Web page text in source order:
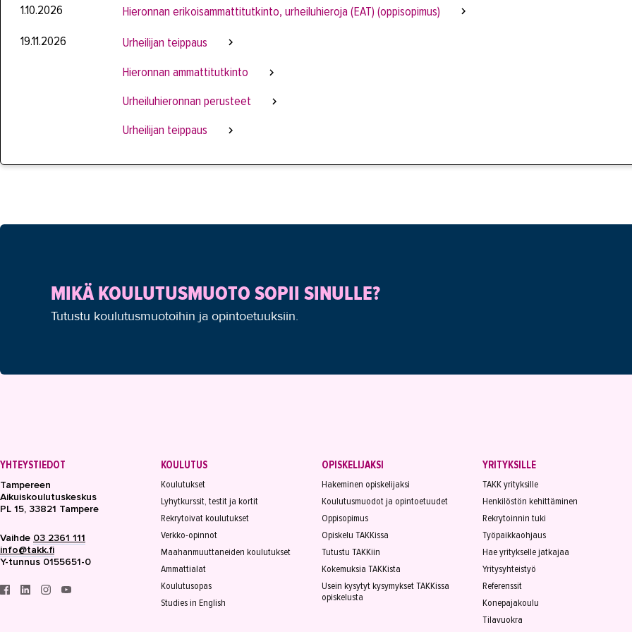
1.10.2026
Hieronnan erikoisammattitutkinto, urheiluhieroja (EAT) (oppisopimus)
19.11.2026
Urheilijan teippaus
Hieronnan ammattitutkinto
Urheiluhieronnan perusteet
Urheilijan teippaus
MIKÄ KOULUTUSMUOTO SOPII SINULLE?
Tutustu koulutusmuotoihin ja opintoetuuksiin.
YHTEYSTIEDOT
Tampereen
Aikuiskoulutuskeskus
PL 15, 33821 Tampere
Vaihde 03 2361 111
info@takk.fi
Y-tunnus 0155651-0
KOULUTUS
Koulutukset
Lyhytkurssit, testit ja kortit
Rekrytoivat koulutukset
Verkko-opinnot
Maahanmuuttaneiden koulutukset
Ammattialat
Koulutusopas
Studies in English
OPISKELIJAKSI
Hakeminen opiskelijaksi
Koulutusmuodot ja opintoetuudet
Oppisopimus
Opiskelu TAKKissa
Tutustu TAKKiin
Kokemuksia TAKKista
Usein kysytyt kysymykset TAKKissa
opiskelusta
YRITYKSILLE
TAKK yrityksille
Henkilöstön kehittäminen
Rekrytoinnin tuki
Työpaikkaohjaus
Hae yritykselle jatkajaa
Yritysyhteistyö
Referenssit
Konepajakoulu
Tilavuokra